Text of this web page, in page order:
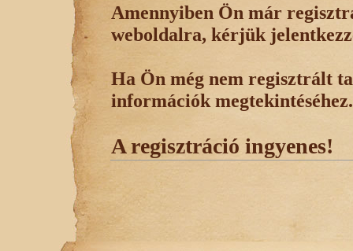
Amennyiben Ön már
weboldalra, kérjük
Ha Ön még nem regisztrált
információk megtekintéséhez.
A regisztráció ingyenes!